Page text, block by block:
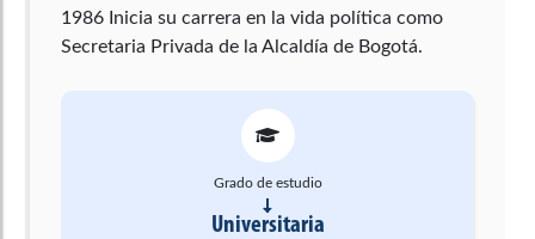
1986 Inicia su carrera en la vida política como
Secretaria Privada de la Alcaldía de Bogotá.
Grado de estudio
Universitaria